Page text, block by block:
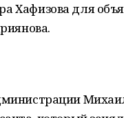
Хафизова для